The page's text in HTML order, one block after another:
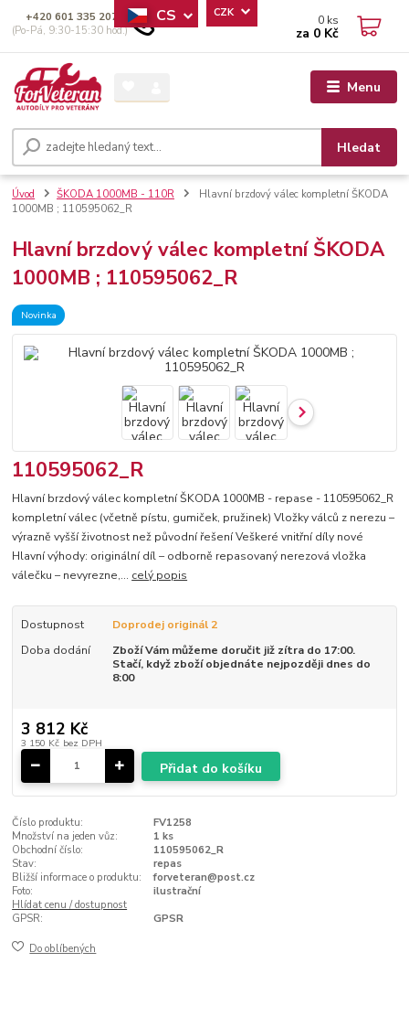
Menu
CS CZK
Hledat
+420 601 335 207
(Po-Pá, 9:30-15:30 hod.)
0 ks
za 0 Kč
Úvod ŠKODA 1000MB - 110R
Hlavní brzdový válec kompletní ŠKODA
1000MB ; 110595062_R
Hlavní brzdový válec kompletní ŠKODA
1000MB ; 110595062_R
Novinka
110595062_R
Hlavní brzdový válec kompletní ŠKODA 1000MB - repase - 110595062_R
kompletní válec (včetně pístu, gumiček, pružinek) Vložky válců z nerezu –
výrazně vyšší životnost než původní řešení Veškeré vnitřní díly nové
Hlavní výhody: originální díl – odborně repasovaný nerezová vložka
válečku – nevyrezne,... celý popis
Dostupnost
Doprodej originál 2
Doba dodání
Zboží Vám můžeme doručit již zítra do 17:00.
Stačí, když zboží objednáte nejpozději dnes do
8:00
3 812 Kč
3 150 Kč bez DPH
Přidat do košíku
Číslo produktu:
FV1258
Množství na jeden vůz:
1 ks
Obchodní číslo:
110595062_R
Stav:
repas
Bližší informace o produktu:
forveteran@post.cz
Foto:
ilustrační
Hlídat cenu / dostupnost
GPSR:
GPSR
Do oblíbených